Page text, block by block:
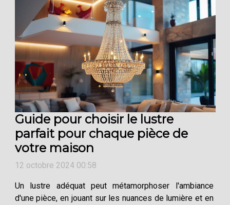
Guide pour choisir le lustre
parfait pour chaque pièce de
votre maison
12 octobre 2024 00:58
Un lustre adéquat peut métamorphoser l'ambiance
d'une pièce, en jouant sur les nuances de lumière et en